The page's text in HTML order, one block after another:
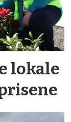
lokale